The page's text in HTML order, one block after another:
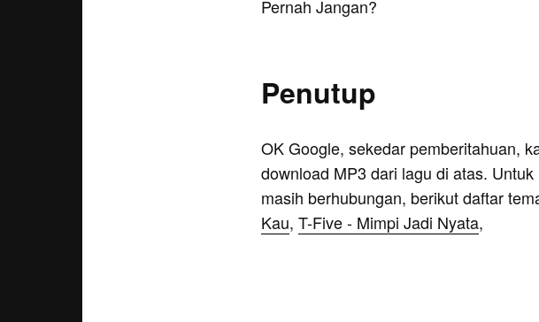
Pernah Jangan?
Penutup
OK Google, sekedar pemberitahuan,
download MP3 dari lagu di atas.
masih berhubungan, berikut daftar
Kau, T-Five - Mimpi Jadi Nyata,